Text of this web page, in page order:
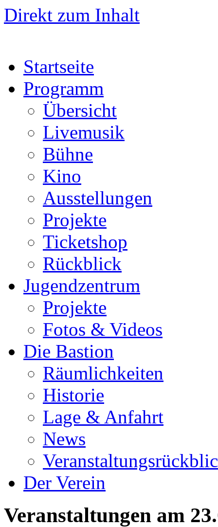
Direkt zum Inhalt
Startseite
Programm
Übersicht
Livemusik
Bühne
Kino
Ausstellungen
Projekte
Ticketshop
Rückblick
Jugendzentrum
Projekte
Fotos & Videos
Die Bastion
Räumlichkeiten
Historie
Lage & Anfahrt
News
Der Verein
Veranstaltungen am